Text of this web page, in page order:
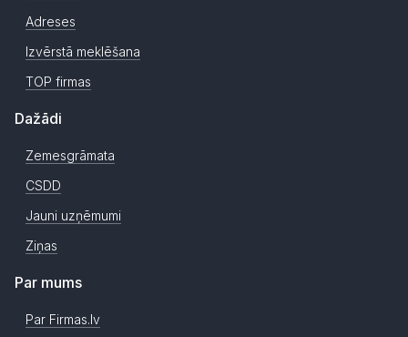
Adreses
Izvērstā meklēšana
TOP firmas
Dažādi
Zemesgrāmata
CSDD
Jauni uzņēmumi
Ziņas
Par mums
Par Firmas.lv